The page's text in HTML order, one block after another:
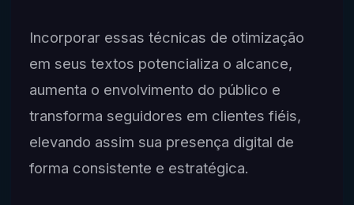
Incorporar essas técnicas de otimização
em seus textos potencializa o alcance,
aumenta o envolvimento do público e
transforma seguidores em clientes fiéis,
elevando assim sua presença digital de
forma consistente e estratégica.